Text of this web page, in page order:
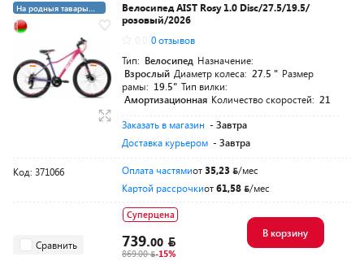
На родныя тавары
4%
Велосипед AIST Rosy 1.0 Disc/27.5/19.5/
розовый/2026
0 отзывов
Тип: Велосипед Назначение:
Взрослый Диаметр колеса: 27.5 " Размер
рамы: 19.5" Тип вилки:
Амортизационная Количество скоростей: 21
Заказать в магазин - Завтра
Доставка курьером - Завтра
Код: 371066 Оплата частямиот35,23
/мес
Картой рассрочкиот61,58 /мес
Сравнить
Суперцена
739.00
869.00 -15%
В корзину